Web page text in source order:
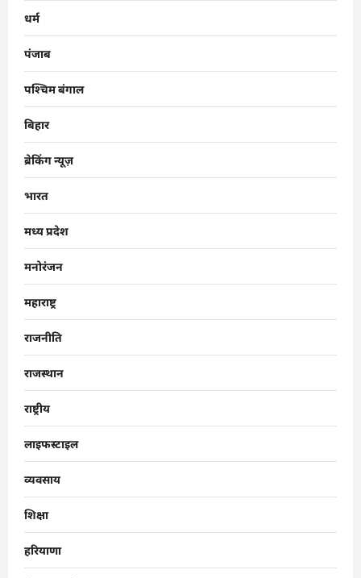
धर्म
पंजाब
पश्चिम बंगाल
बिहार
ब्रेकिंग न्यूज़
भारत
मध्य प्रदेश
मनोरंजन
महाराष्ट्र
राजनीति
राजस्थान
राष्ट्रीय
लाइफस्टाइल
व्यवसाय
शिक्षा
हरियाणा